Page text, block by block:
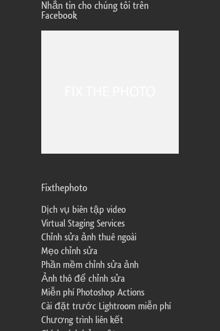
Nhắn tin cho chúng tôi trên
Facebook
Fixthephoto
Dịch vụ biên tập video
Virtual Staging Services
Chỉnh sửa ảnh thuê ngoài
Mẹo chỉnh sửa
Phần mềm chỉnh sửa ảnh
Ảnh thô để chỉnh sửa
Miễn phí Photoshop Actions
Cài đặt trước Lightroom miễn phí
Chương trình liên kết